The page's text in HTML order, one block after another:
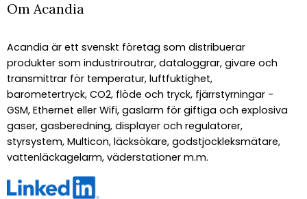
Om Acandia
Acandia är ett svenskt företag som distribuerar
produkter som industriroutrar, dataloggrar, givare och
transmittrar för temperatur, luftfuktighet,
barometertryck, CO2, flöde och tryck, fjärrstyrningar -
GSM, Ethernet eller Wifi, gaslarm för giftiga och explosiva
gaser, gasberedning, displayer och regulatorer,
styrsystem, Multicon, läcksökare, godstjockleksmätare,
vattenläckagelarm, väderstationer m.m.